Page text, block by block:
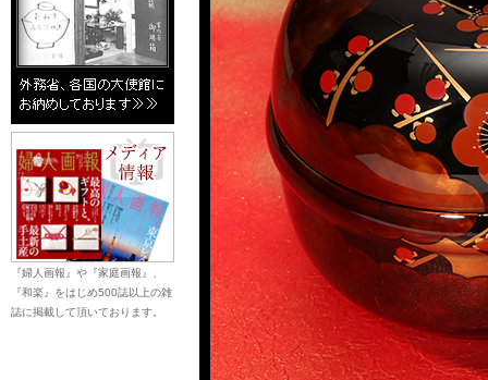
『婦人画報』や『家庭画報』、
『和楽』をはじめ500誌以上の雑
誌に掲載して頂いております。